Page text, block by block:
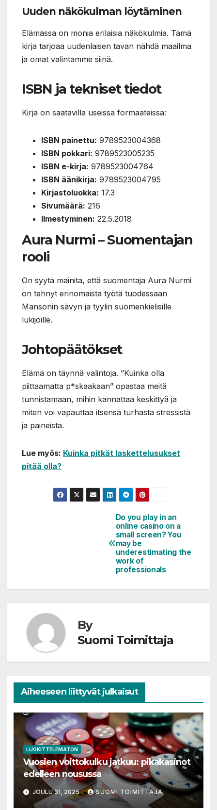
Uuden näkökulman löytäminen
Elämässä on monia erilaisia näkökulmia. Tämä
kirja tarjoaa uudenlaisen tavan nähdä maailma
ja omat valintamme siinä.
ISBN ja tekniset tiedot
Kirja on saatavilla useissa formaateissa:
ISBN painettu: 9789523004368
ISBN pokkari: 9789523005235
ISBN e-kirja: 9789523004764
ISBN äänikirja: 9789523004795
Kirjastoluokka: 17.3
Sivumäärä: 216
Ilmestyminen: 22.5.2018
Aura Nurmi – Suomentajan
rooli
On syytä mainita, että suomentaja Aura Nurmi
on tehnyt erinomaista työtä tuodessaan
Mansonin sävyn ja tyylin suomenkielisille
lukijoille.
Johtopäätökset
Elämä on täynnä valintoja. ”Kuinka olla
piittaamatta p*skaakaan” opastaa meitä
tunnistamaan, mihin kannattaa keskittyä ja
miten voi vapauttaa itsensä turhasta stressistä
ja paineista.
Lue myös: Kuinka pitkät laskettelusukset
pitää olla?
Do you play in an
online casino on a
small screen? You
may be
underestimating the
work of
professionals
By
Suomi Toimittaja
Aiheeseen liittyvät julkaisut
LUOKITTELEMATON
Vuosien voittokulku jatkuu: pikakasinot
edelleen nousussa
JOULU 31, 2025 SUOMI TOIMITTAJA